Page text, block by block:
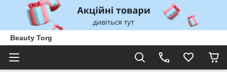
Beauty Torg